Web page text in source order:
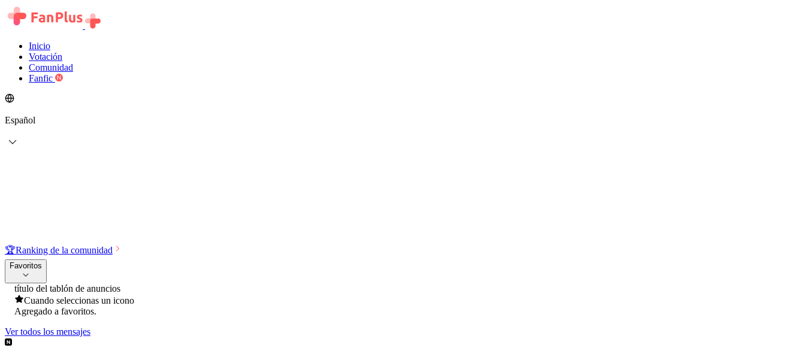
Inicio
Votación
Comunidad
Fanfic
Español
🏆Ranking de la comunidad
Favoritos
título del tablón de anuncios
Cuando seleccionas un icono
Agregado a favoritos.
Ver todos los mensajes